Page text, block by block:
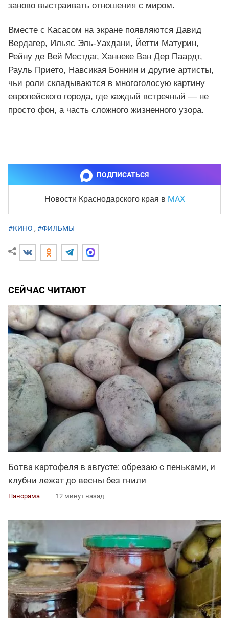
заново выстраивать отношения с миром.
Вместе с Касасом на экране появляются Давид
Вердагер, Ильяс Эль‑Уахдани, Йетти Матурин,
Рейну де Вей Местдаг, Ханнеке Ван Дер Паардт,
Рауль Прието, Навсикая Боннин и другие артисты,
чьи роли складываются в многоголосую картину
европейского города, где каждый встречный — не
просто фон, а часть сложного жизненного узора.
ПОДПИСАТЬСЯ
Новости Краснодарского края в MAX
#КИНО , #ФИЛЬМЫ
СЕЙЧАС ЧИТАЮТ
Ботва картофеля в августе: обрезаю с пеньками, и
клубни лежат до весны без гнили
Панорама 12 минут назад